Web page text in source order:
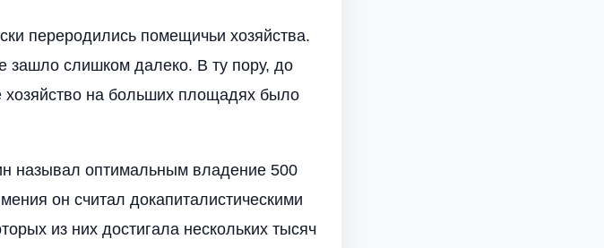
переродились помещичьи хозяйства.
зашло слишком далеко. В ту пору, до
хозяйство на больших площадях было
называл оптимальным владение 500
он считал докапиталистическими
из них достигала нескольких тысяч